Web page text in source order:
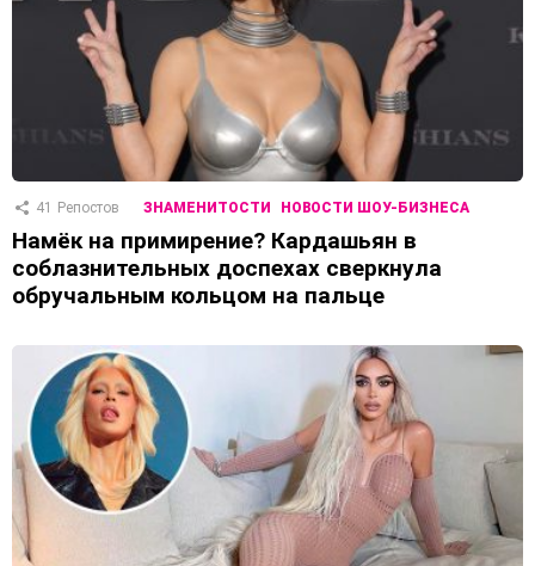
41 Репостов ЗНАМЕНИТОСТИ НОВОСТИ ШОУ-БИЗНЕСА
Намёк на примирение? Кардашьян в
соблазнительных доспехах сверкнула
обручальным кольцом на пальце